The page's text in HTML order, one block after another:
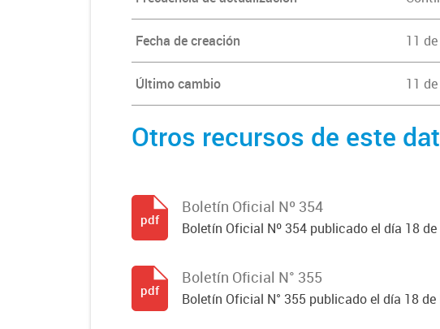
Fecha de creación 11
Último cambio 11
Otros recursos de este
Boletín Oficial Nº 354
Boletín Oficial Nº 354 publicado el día 18
pdf
Boletín Oficial N° 355
Boletín Oficial N° 355 publicado el día 18
pdf